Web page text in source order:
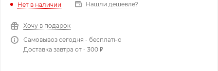
Нет в наличии Нашли дешевле?
Хочу в подарок
Самовывоз сегодня - бесплатно
Доставка завтра от - 300 ₽